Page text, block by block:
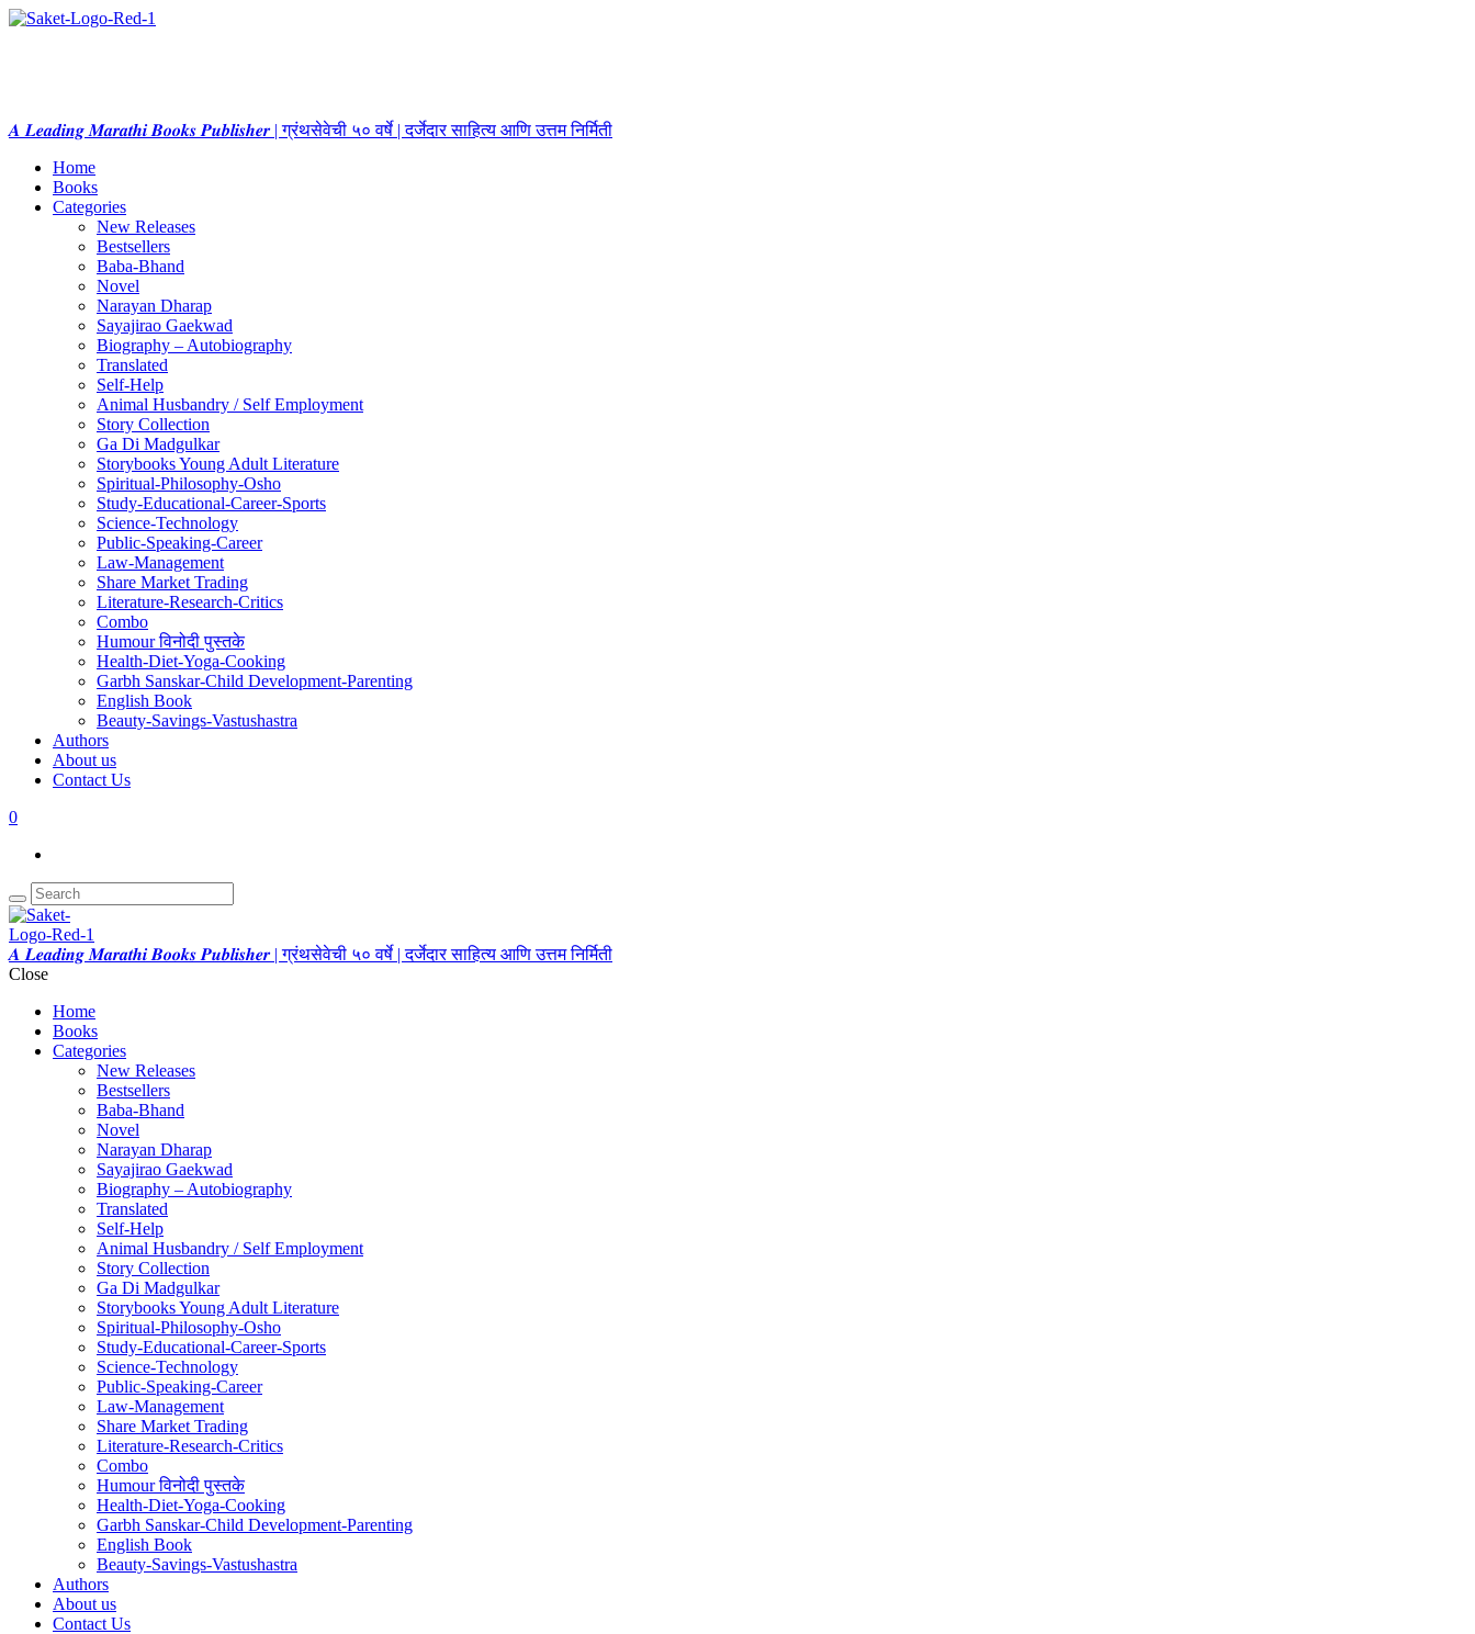
𝑨 𝑳𝒆𝒂𝒅𝒊𝒏𝒈 𝑴𝒂𝒓𝒂𝒕𝒉𝒊 𝑩𝒐𝒐𝒌𝒔 𝑷𝒖𝒃𝒍𝒊𝒔𝒉𝒆𝒓 | ग्रंथसेवेची ५० वर्षे | दर्जेदार साहित्य आणि उत्तम निर्मिती
Home
Books
Categories
New Releases
Bestsellers
Baba-Bhand
Novel
Narayan Dharap
Sayajirao Gaekwad
Biography – Autobiography
Translated
Self-Help
Animal Husbandry / Self Employment
Story Collection
Ga Di Madgulkar
Storybooks Young Adult Literature
Spiritual-Philosophy-Osho
Study-Educational-Career-Sports
Science-Technology
Public-Speaking-Career
Law-Management
Share Market Trading
Literature-Research-Critics
Combo
Humour विनोदी पुस्तके
Health-Diet-Yoga-Cooking
Garbh Sanskar-Child Development-Parenting
English Book
Beauty-Savings-Vastushastra
Authors
About us
Contact Us
0
𝑨 𝑳𝒆𝒂𝒅𝒊𝒏𝒈 𝑴𝒂𝒓𝒂𝒕𝒉𝒊 𝑩𝒐𝒐𝒌𝒔 𝑷𝒖𝒃𝒍𝒊𝒔𝒉𝒆𝒓 | ग्रंथसेवेची ५० वर्षे | दर्जेदार साहित्य आणि उत्तम निर्मिती
Close
Home
Books
Categories
New Releases
Bestsellers
Baba-Bhand
Novel
Narayan Dharap
Sayajirao Gaekwad
Biography – Autobiography
Translated
Self-Help
Animal Husbandry / Self Employment
Story Collection
Ga Di Madgulkar
Storybooks Young Adult Literature
Spiritual-Philosophy-Osho
Study-Educational-Career-Sports
Science-Technology
Public-Speaking-Career
Law-Management
Share Market Trading
Literature-Research-Critics
Combo
Humour विनोदी पुस्तके
Health-Diet-Yoga-Cooking
Garbh Sanskar-Child Development-Parenting
English Book
Beauty-Savings-Vastushastra
Authors
About us
Contact Us